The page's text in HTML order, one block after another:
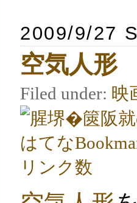
2009/9/27
空気人形
Filed under: 映